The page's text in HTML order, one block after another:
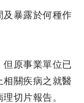
及暴露於何種作
原事業單位已
相關疾病之就醫
切片報告。